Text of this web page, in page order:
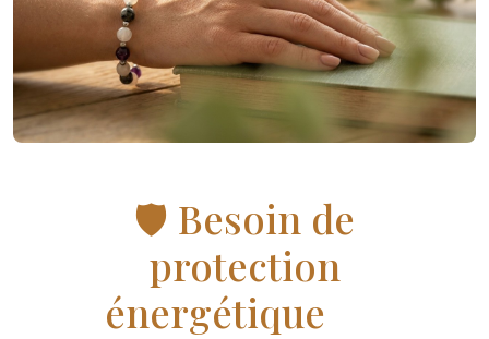
🛡 Besoin de
protection
énergétique